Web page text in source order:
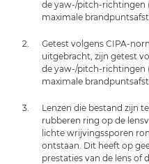
de yaw-/pitch-richtingen
maximale
Getest volgens CIPA-
uitgebracht, zijn getest
de yaw-/pitch-richtingen
maximale
Lenzen die bestand zijn
rubberen ring op de
lichte wrijvingssporen
ontstaan. Dit heeft op
prestaties van de lens of